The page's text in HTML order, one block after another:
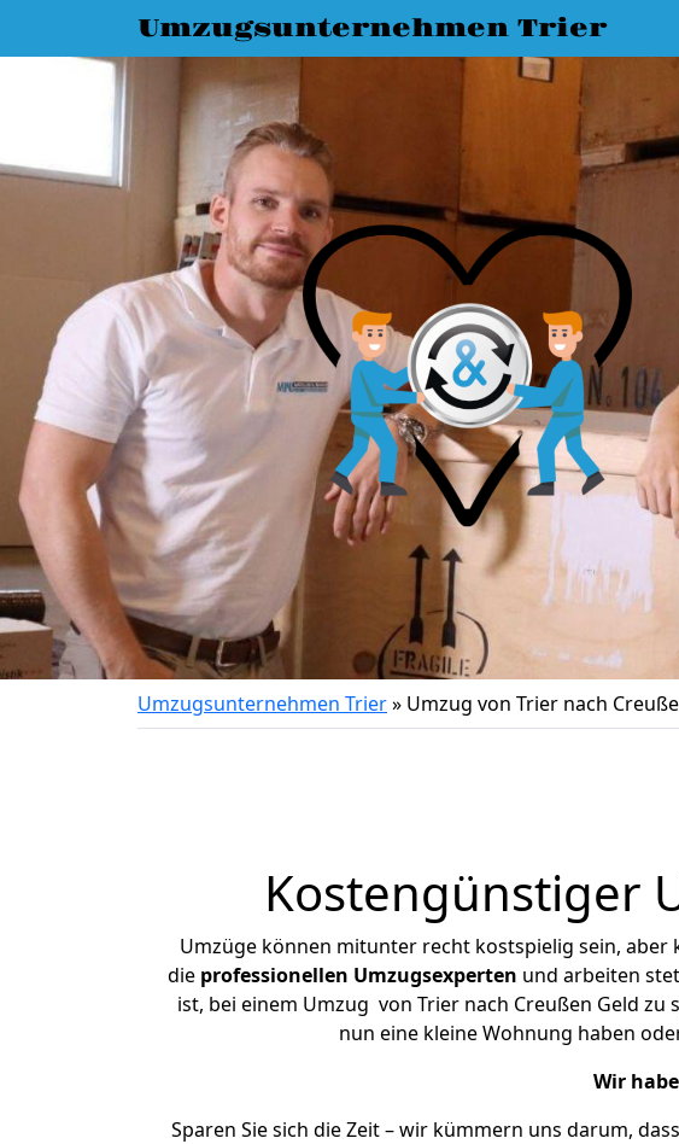
Umzugsunternehmen Trier
Umzugsunternehmen Trier» Umzug von Trier nach
Kostengünstiger
Umzüge können mitunter recht kostspielig sein, aber
die professionellen Umzugsexperten und arbeiten
ist, bei einem Umzug von Trier nach Creußen Geld
nun eine kleine Wohnung haben
Wir
Sparen Sie sich die Zeit – wir kümmern uns darum,